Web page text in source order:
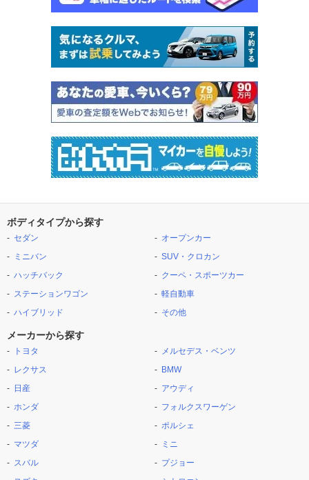
ボディタイプから探す
セダン
ミニバン
ハッチバック
ステーションワゴン
ハイブリッド
オープンカー
SUV・クロカン
クーペ・スポーツカー
軽自動車
その他
メーカーから探す
トヨタ
レクサス
日産
ホンダ
三菱
マツダ
スバル
メルセデス・ベンツ
BMW
アウディ
フォルクスワーゲン
ポルシェ
ミニ
プジョー